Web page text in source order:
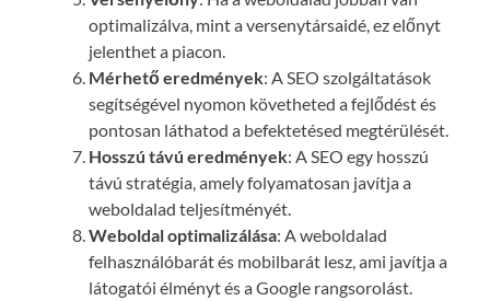
optimalizálva, mint a versenytársaidé, ez előnyt
jelenthet a piacon.
Mérhető eredmények: A SEO szolgáltatások
segítségével nyomon követheted a fejlődést és
pontosan láthatod a befektetésed megtérülését.
Hosszú távú eredmények: A SEO egy hosszú
távú stratégia, amely folyamatosan javítja a
weboldalad teljesítményét.
Weboldal optimalizálása: A weboldalad
felhasználóbarát és mobilbarát lesz, ami javítja a
látogatói élményt és a Google rangsorolást.